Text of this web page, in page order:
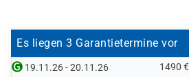
Es liegen 3 Garantietermine vor
19.11.26 - 20.11.26 1490 €